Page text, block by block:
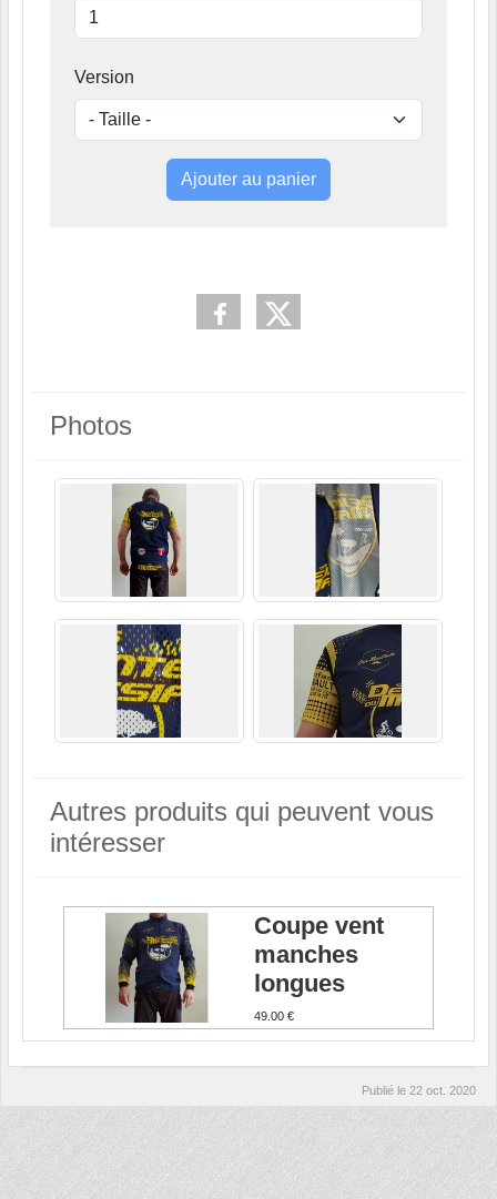
Version
Ajouter au panier
Photos
Autres produits qui peuvent vous
intéresser
Coupe vent
manches
longues
49.00 €
Publié le 22 oct. 2020